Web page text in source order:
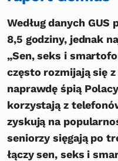
Według danych
8,5 godziny, jednak
„Sen, seks i
często rozmijają się
naprawdę śpią
korzystają z
zyskują na
seniorzy sięgają po
łączy sen, seks i